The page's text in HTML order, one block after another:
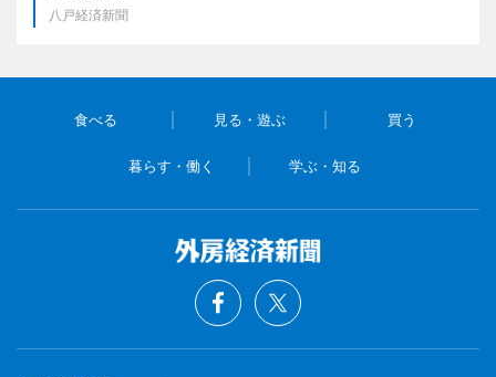
八戸経済新聞
食べる 見る・遊ぶ 買う
暮らす・働く 学ぶ・知る